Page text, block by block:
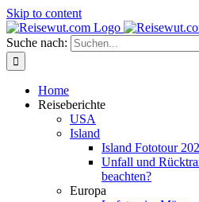
Skip to content
Suche nach:
Home
Reiseberichte
USA
Island
Island Fototour
Unfall und
beachten?
Europa